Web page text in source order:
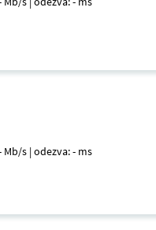
s | odezva: - ms